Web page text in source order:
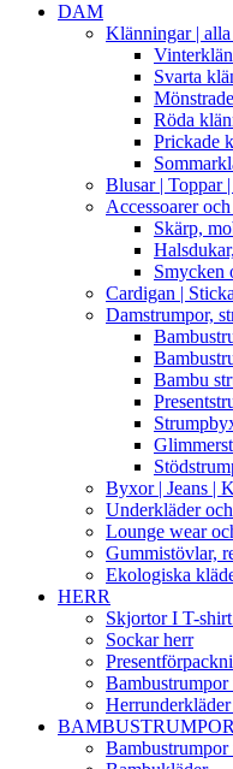
DAM
Klänningar |
Svarta
Röda
Prickade
Blusar | Toppar
Accessoarer
Skärp,
Smycken
Cardigan |
Damstrumpor,
Bambu
Byxor | Jeans |
Underkläder
Lounge wear
Gummistövlar,
Ekologiska
HERR
Skjortor I T-
Sockar herr
Bambustrumpor